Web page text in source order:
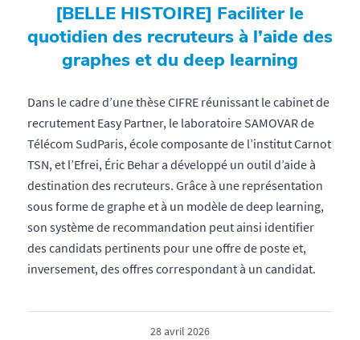
[BELLE HISTOIRE] Faciliter le
quotidien des recruteurs à l’aide des
graphes et du deep learning
Dans le cadre d’une thèse CIFRE réunissant le cabinet de
recrutement Easy Partner, le laboratoire SAMOVAR de
Télécom SudParis, école composante de l’institut Carnot
TSN, et l’Efrei, Éric Behar a développé un outil d’aide à
destination des recruteurs. Grâce à une représentation
sous forme de graphe et à un modèle de deep learning,
son système de recommandation peut ainsi identifier
des candidats pertinents pour une offre de poste et,
inversement, des offres correspondant à un candidat.
28 avril 2026